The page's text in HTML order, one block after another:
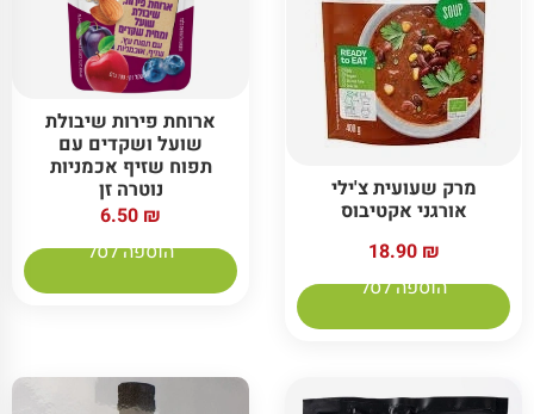
מרק שעועית צ'ילי
אורגני אקטיבוס
18.90 ₪
הוספה לסל
ארוחת פירות שיבולת
שועל ושקדים עם
תפוח שזיף אכמניות
נוטרה זן
6.50 ₪
הוספה לסל